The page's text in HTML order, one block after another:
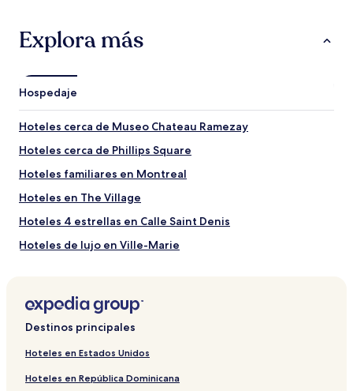
Atracciones para visitar cerca de Playa Jean Doré
Basílica de Notre Dame
Centro de convenciones de Montreal
Calle Sainte-Catherine
Otros puntos de interés cerca de Playa Jean Doré
Circuit Gilles Villeneuve
Montreal Biodome
Montreal Casino
Explora más
Hospedaje
Hoteles cerca de Museo Chateau Ramezay
Hoteles cerca de Phillips Square
Hoteles familiares en Montreal
Hoteles en The Village
Hoteles 4 estrellas en Calle Saint Denis
Hoteles de lujo en Ville-Marie
Hoteles cerca de Puente Victoria
Moteles en Montreal
Destinos principales
Hoteles en Estados Unidos
Hoteles en República Dominicana